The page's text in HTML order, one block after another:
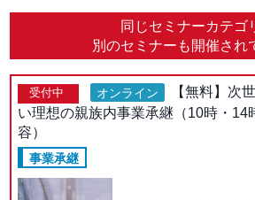
同じセミナーカテゴ
別のセミナーも開催され
受付中 オンライン
【無料】次
い理想の親族内事業承継（10時・14
容）
事業承継